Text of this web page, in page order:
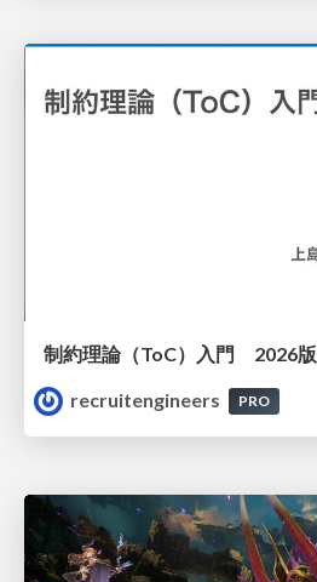
制約理論（ToC）入門 2026版
recruitengineers
PRO